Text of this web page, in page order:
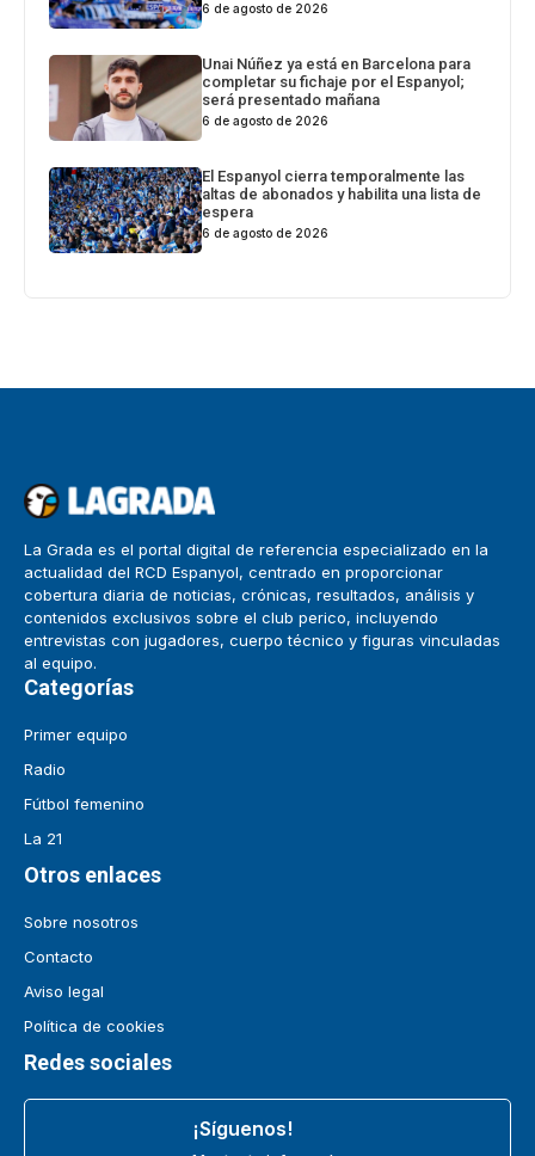
6 de agosto de 2026
Unai Núñez ya está en Barcelona para
completar su fichaje por el Espanyol;
será presentado mañana
6 de agosto de 2026
El Espanyol cierra temporalmente las
altas de abonados y habilita una lista de
espera
6 de agosto de 2026
La Grada es el portal digital de referencia especializado en la
actualidad del RCD Espanyol, centrado en proporcionar
cobertura diaria de noticias, crónicas, resultados, análisis y
contenidos exclusivos sobre el club perico, incluyendo
entrevistas con jugadores, cuerpo técnico y figuras vinculadas
al equipo.
Categorías
Primer equipo
Radio
Fútbol femenino
La 21
Otros enlaces
Sobre nosotros
Contacto
Aviso legal
Política de cookies
Redes sociales
¡Síguenos!